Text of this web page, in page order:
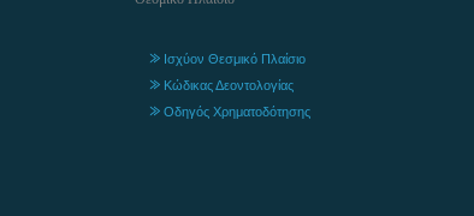
Ισχύον Θεσμικό Πλαίσιο
Κώδικας Δεοντολογίας
Οδηγός Χρηματοδότησης